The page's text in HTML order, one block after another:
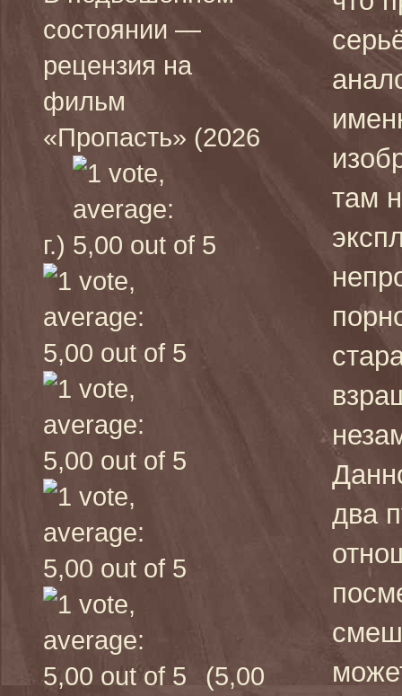
состоянии —
рецензия на
фильм
«Пропасть» (2026
г.)
(5,00
там
два